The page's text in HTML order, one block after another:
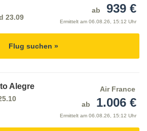
23.09
ab
939 €
Ermittelt am 06.08.26, 15:12 Uhr
Flug suchen »
Alegre
Air France
ab
1.006 €
Ermittelt am 06.08.26, 15:12 Uhr